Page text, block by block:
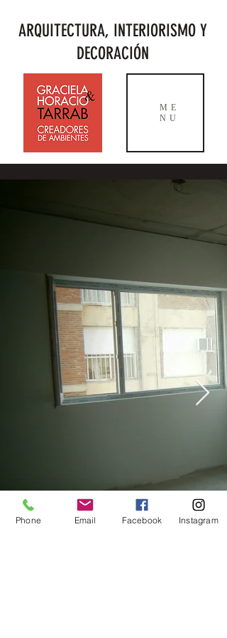
ARQUITECTURA, INTERIORISMO Y
DECORACIÓN
ME
NU
Phone Email Facebook Instagram